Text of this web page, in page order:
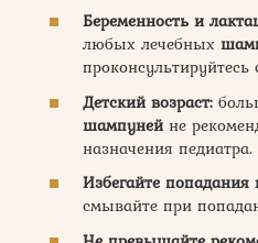
Беременность и
любых лечебных
проконсультируйтесь
Детский возраст:
шампунейне
назначения педиатра.
Избегайте попадания
смывайте при